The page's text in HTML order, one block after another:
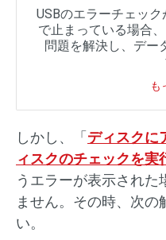
USBのエラーチェッ
で止まっている場合
問題を解決し、デー
も
しかし、「 ディスクに
ィスクのチェックを実
うエラーが表示された
ません。その時、次の
い。